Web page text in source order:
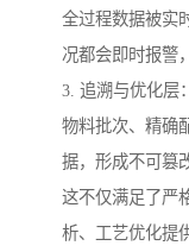
全过程数据被实
况都会即时报警
3. 追溯与优化层
物料批次、精确
据，形成不可篡
这不仅满足了严
析、工艺优化提